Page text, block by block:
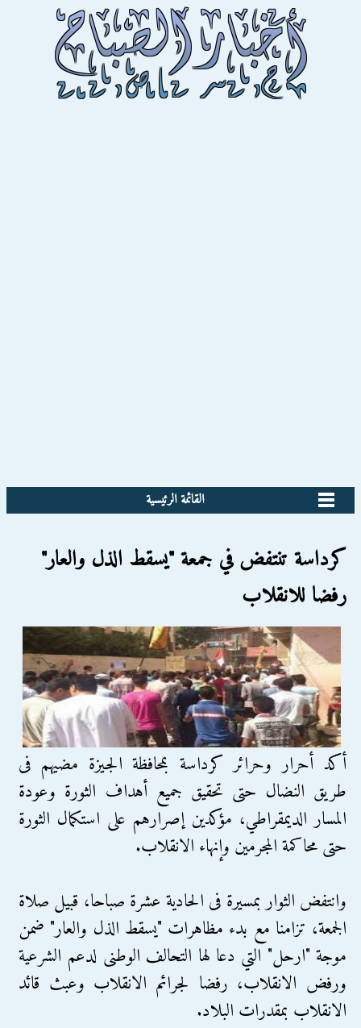
القائمة الرئيسية
كرداسة تنتفض في جمعة "يسقط الذل والعار"
رفضا للانقلاب
أكد أحرار وحرائر كرداسة بمحافظة الجيزة مضيهم فى
طريق النضال حتى تحقيق جميع أهداف الثورة وعودة
المسار الديمقراطي، مؤكدين إصرارهم على استكمال الثورة
حتى محاكمة المجرمين وإنهاء الانقلاب.
وانتفض الثوار بمسيرة فى الحادية عشرة صباحا، قبيل صلاة
الجمعة، تزامنا مع بدء مظاهرات "يسقط الذل والعار" ضمن
موجة "ارحل" التي دعا لها التحالف الوطنى لدعم الشرعية
ورفض الانقلاب، رفضا لجرائم الانقلاب وعبث قائد
الانقلاب بمقدرات البلاد.